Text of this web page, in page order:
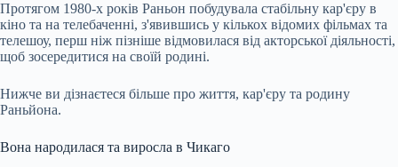
Протягом 1980-х років Раньон побудувала стабільну кар'єру в
кіно та на телебаченні, з'явившись у кількох відомих фільмах та
телешоу, перш ніж пізніше відмовилася від акторської діяльності,
щоб зосередитися на своїй родині.
Нижче ви дізнаєтеся більше про життя, кар'єру та родину
Раньйона.
Вона народилася та виросла в Чикаго